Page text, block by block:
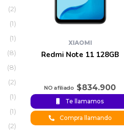
XIAOMI
Redmi Note 11 128GB
$834.900
Te llamamos
Compra llamando
(2)
(1)
(1)
(8)
(8)
(2)
(1)
(1)
(2)